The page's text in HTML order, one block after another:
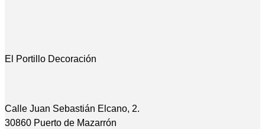
El Portillo Decoración
Calle Juan Sebastián Elcano, 2.
30860 Puerto de Mazarrón